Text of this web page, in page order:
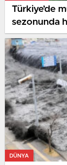
Türkiye’de
sezonunda
artış
DÜNYA